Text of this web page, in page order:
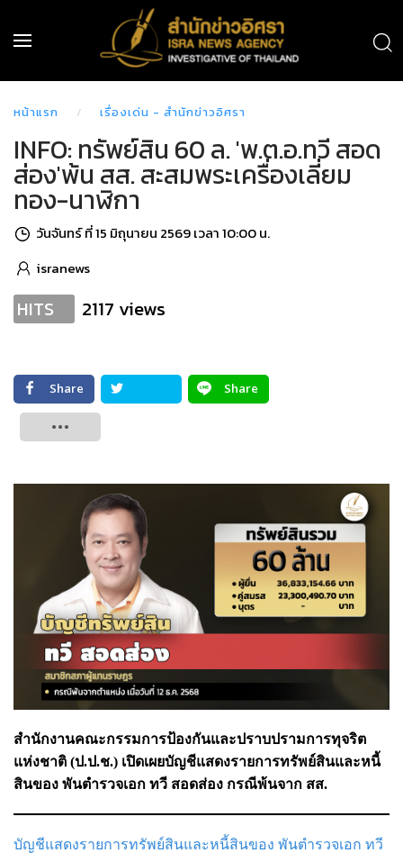
หน้าแรก เรื่องเด่น - สำนักข่าวอิศรา
INFO: ทรัพย์สิน 60 ล. 'พ.ต.อ.ทวี สอด
ส่อง'พ้น สส. สะสมพระเครื่องเลี่ยม
ทอง-นาฬิกา
วันจันทร์ ที่ 15 มิถุนายน 2569 เวลา 10:00 น.
isranews
HITS 2117 views
Share
Share
สำนักงานคณะกรรมการป้องกันและปราบปรามการทุจริต
แห่งชาติ (ป.ป.ช.) เปิดเผยบัญชีแสดงรายการทรัพย์สินและหนี้
สินของ พันตำรวจเอก ทวี สอดส่อง กรณีพ้นจาก สส.
บัญชีแสดงรายการทรัพย์สินและหนี้สินของ พันตำรวจเอก ทวี